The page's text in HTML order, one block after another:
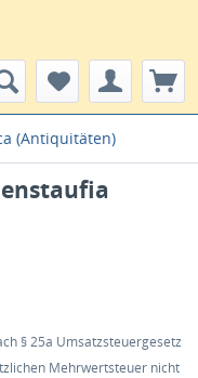
(Antiquitäten)
§ 25a Umsatzsteuergesetz
Mehrwertsteuer nicht